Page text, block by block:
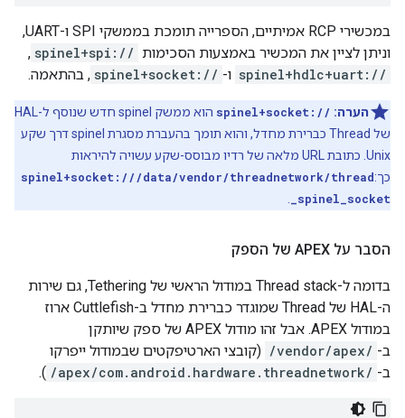
במכשירי RCP אמיתיים, הספרייה תומכת בממשקי SPI ו-UART,
וניתן לציין את המכשיר באמצעות הסכימות spinel+spi://
,‏
spinel+hdlc+uart:// ו- spinel+socket:// , בהתאמה.
הערה: spinel+socket://
הוא ממשק spinel חדש שנוסף ל-HAL
של Thread כברירת מחדל, והוא תומך בהעברת מסגרת spinel דרך שקע
Unix. כתובת URL מלאה של רדיו מבוסס-שקע עשויה להיראות
כך:spinel+socket:///data/vendor/threadnetwork/thread
_spinel_socket
הסבר על APEX של הספק
בדומה ל-Thread stack במודול הראשי של Tethering, גם שירות
ה-HAL של Thread שמוגדר כברירת מחדל ב-Cuttlefish ארוז
במודול APEX. אבל זהו מודול APEX של ספק שיותקן
ב- /vendor/apex/ (קובצי הארטיפקטים שבמודול ייפרקו
ב- /apex/com.android.hardware.threadnetwork/
).